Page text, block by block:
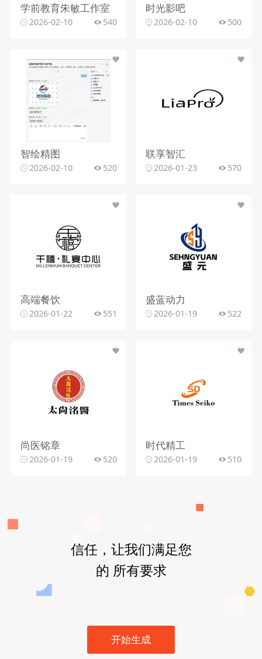
学前教育朱敏工作室
2026-02-10 540
时光影吧
2026-02-10 500
智绘精图
2026-02-10 520
联享智汇
2026-01-23 570
高端餐饮
2026-01-22 551
盛蓝动力
2026-01-19 522
尚医铭章
2026-01-19 520
时代精工
2026-01-19 510
信任，让我们满足您
的 所有要求
开始生成